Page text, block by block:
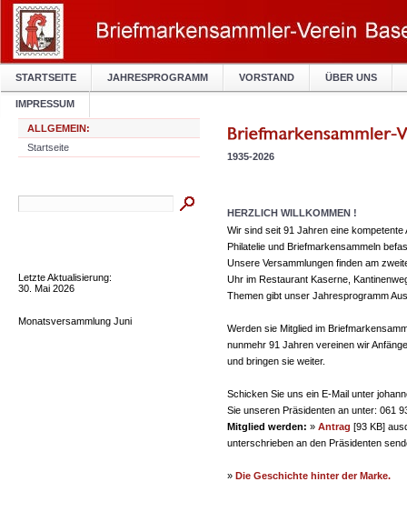
STARTSEITE JAHRESPROGRAMM VORSTAND ÜBER UNS
IMPRESSUM
ALLGEMEIN:
Startseite
Letzte Aktualisierung:
30. Mai 2026
Monatsversammlung Juni
1935-2026
HERZLICH WILLKOMMEN !
Wir sind seit 91 Jahren eine kompetente
Philatelie und Briefmarkensammeln
Unsere Versammlungen finden am
Uhr im Restaurant Kaserne,
Themen gibt unser Jahresprogramm
Werden sie Mitglied im
nunmehr 91 Jahren vereinen wir
und bringen sie weiter.
Schicken Sie uns ein E-Mail unter
Sie unseren Präsidenten an unter: 061
Mitglied werden: » Antrag [93 KB]
unterschrieben an den Präsidenten
» Die Geschichte hinter der Marke.